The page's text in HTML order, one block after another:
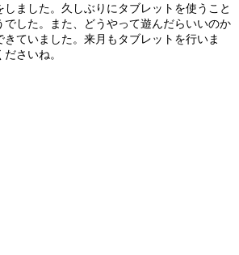
ました。久しぶりにタブレットを使うこと
でした。また、どうやって遊んだらいいのか
ていました。来月もタブレットを行いま
さいね。